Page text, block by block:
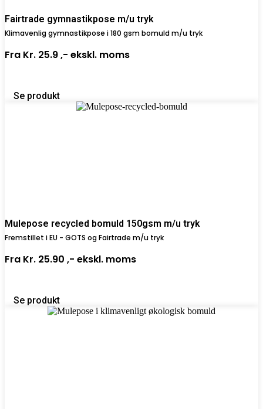
Fairtrade gymnastikpose m/u tryk
Klimavenlig gymnastikpose i 180 gsm bomuld m/u tryk
Fra Kr. 25.9 ,- ekskl. moms
Se produkt
Mulepose recycled bomuld 150gsm m/u tryk
Fremstillet i EU - GOTS og Fairtrade m/u tryk
Fra Kr. 25.90 ,- ekskl. moms
Se produkt